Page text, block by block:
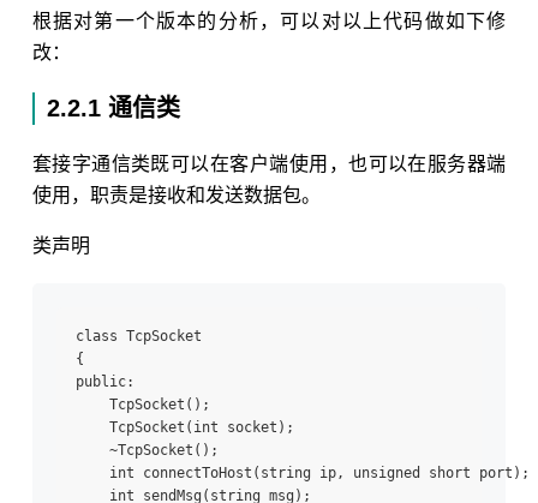
根据对第一个版本的分析，可以对以上代码做如下修
改：
2.2.1 通信类
套接字通信类既可以在客户端使用，也可以在服务器端
使用，职责是接收和发送数据包。
类声明
class TcpSocket
{
public:
TcpSocket();
TcpSocket(int socket);
~TcpSocket();
int connectToHost(string ip, unsigned short port);
int sendMsg(string msg);